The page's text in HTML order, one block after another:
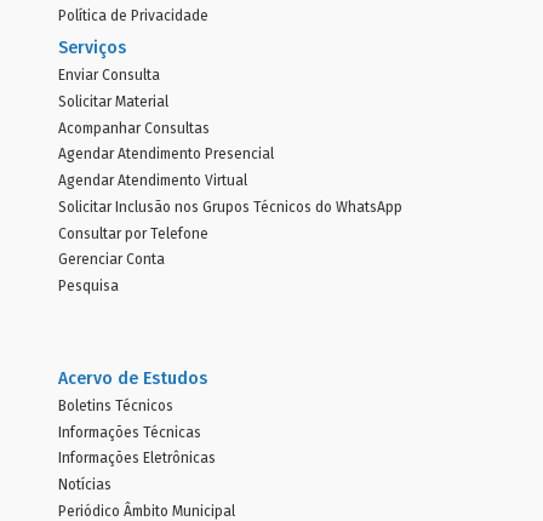
Política de Privacidade
Serviços
Enviar Consulta
Solicitar Material
Acompanhar Consultas
Agendar Atendimento Presencial
Agendar Atendimento Virtual
Solicitar Inclusão nos Grupos Técnicos do WhatsApp
Consultar por Telefone
Gerenciar Conta
Pesquisa
Acervo de Estudos
Boletins Técnicos
Informações Técnicas
Informações Eletrônicas
Notícias
Periódico Âmbito Municipal